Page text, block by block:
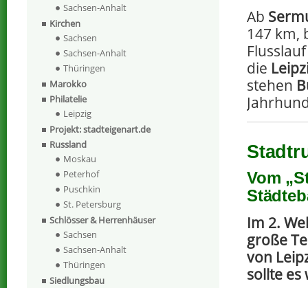
Ab
147 km,
die
stehen
Vom
Im 2.
große
von
sollte es
Sachsen-Anhalt
Kirchen
Sachsen
Sachsen-Anhalt
Thüringen
Marokko
Philatelie
Leipzig
Projekt: stadteigenart.de
Russland
Moskau
Peterhof
Puschkin
St. Petersburg
Schlösser & Herrenhäuser
Sachsen
Sachsen-Anhalt
Thüringen
Siedlungsbau